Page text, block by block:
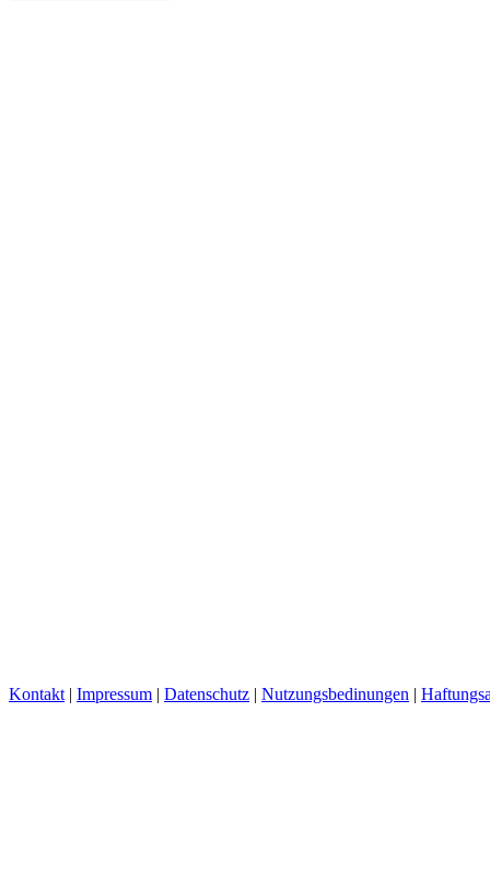
Kontakt | Impressum | Datenschutz | Nutzungsbedinungen |